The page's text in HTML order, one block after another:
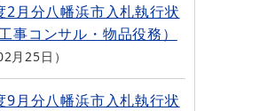
2月分八幡浜市入札執行状
事コンサル・物品役務）
月25日
9月分八幡浜市入札執行状